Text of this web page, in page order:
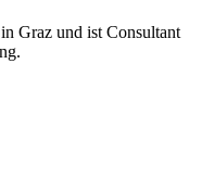
Graz und ist Consultant